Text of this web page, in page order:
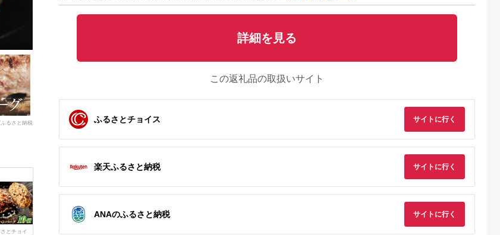
るさと納税
とチョイ
詳細を見る
この返礼品の取扱いサイト
ふるさとチョイス サイトに行く
楽天ふるさと納税 サイトに行く
ANAのふるさと納税 サイトに行く